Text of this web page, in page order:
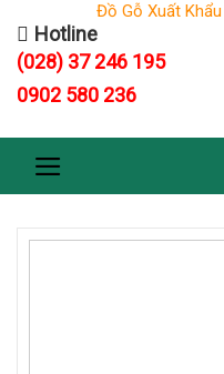
Đồ Gỗ Xuất
Hotline
(028) 37 246 195
0902 580 236